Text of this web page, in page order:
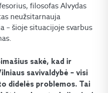
filosofas Alvydas
neužsitarnauja
– šioje situacijoje svarbus
sakė, kad ir
savivaldybė – visi
didelės problemos. Tai